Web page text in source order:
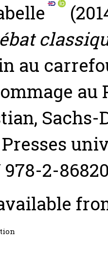
au
, Sachs-
Presses
978-2-